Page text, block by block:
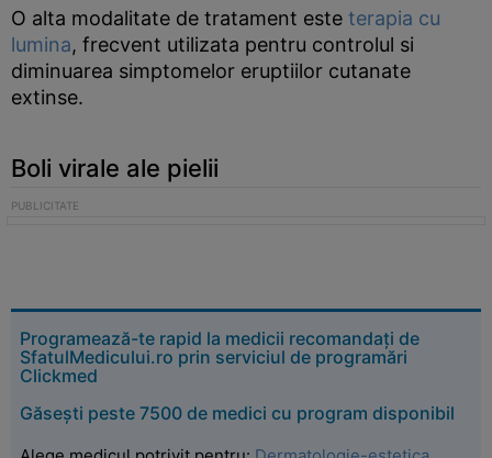
O alta modalitate de tratament este terapia cu
lumina, frecvent utilizata pentru controlul si
diminuarea simptomelor eruptiilor cutanate
extinse.
Boli virale ale pielii
Programează-te rapid la medicii recomandați de
SfatulMedicului.ro prin serviciul de programări
Clickmed
Găsești peste 7500 de medici cu program disponibil